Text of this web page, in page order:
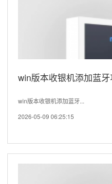
win版本收银机添加蓝
win版本收银机添加蓝牙...
2026-05-09 06:25:15